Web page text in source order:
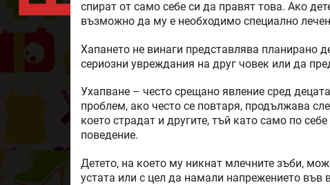
спират от само себе си да правят това. Ако
възможно да му е необходимо специално
Хапането не винаги представлява планирано
сериозни увреждания на друг човек или да
Ухапване – често срещано явление сред
проблем, ако често се повтаря, продължава
което страдат и другите, тъй като само по
поведение.
Детето, на което му никнат млечните зъби,
устата или с цел да намали напрежението във